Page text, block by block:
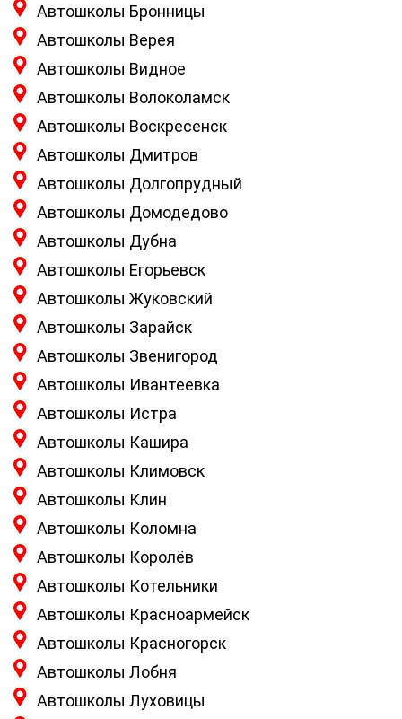
Автошколы Бронницы
Автошколы Верея
Автошколы Видное
Автошколы Волоколамск
Автошколы Воскресенск
Автошколы Дмитров
Автошколы Долгопрудный
Автошколы Домодедово
Автошколы Дубна
Автошколы Егорьевск
Автошколы Жуковский
Автошколы Зарайск
Автошколы Звенигород
Автошколы Ивантеевка
Автошколы Истра
Автошколы Кашира
Автошколы Климовск
Автошколы Клин
Автошколы Коломна
Автошколы Королёв
Автошколы Котельники
Автошколы Красноармейск
Автошколы Красногорск
Автошколы Лобня
Автошколы Луховицы